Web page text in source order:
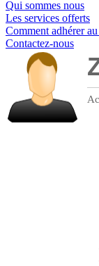
Qui sommes nous
Les services offerts
Comment adhérer
Contactez-nous